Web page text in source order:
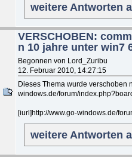
weitere Antworten
VERSCHOBEN:
n 10 jahre unter win7
Begonnen von Lord_Zuribu
12. Februar 2010, 14:27:15
Dieses Thema wurde verschoben
windows.de/forum/
[iurl]http://www.go-windows.de/
weitere Antworten